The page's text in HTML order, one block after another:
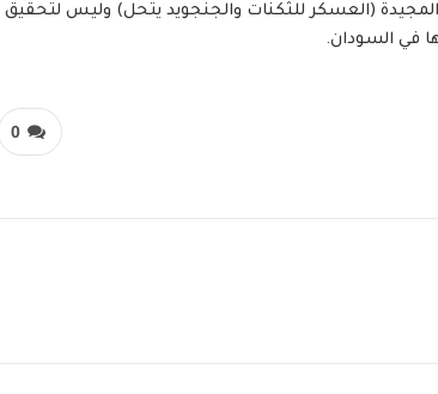
(العسكر للثكنات والجنجويد يتحل) وليس لتحقيق
في السودان.
0